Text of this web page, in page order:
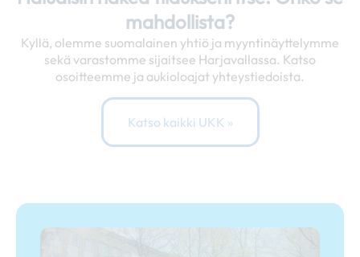
mahdollista?
Kyllä, olemme suomalainen yhtiö ja myyntinäyttelymme
sekä varastomme sijaitsee Harjavallassa. Katso
osoitteemme ja aukioloajat yhteystiedoista.
Katso kaikki UKK »